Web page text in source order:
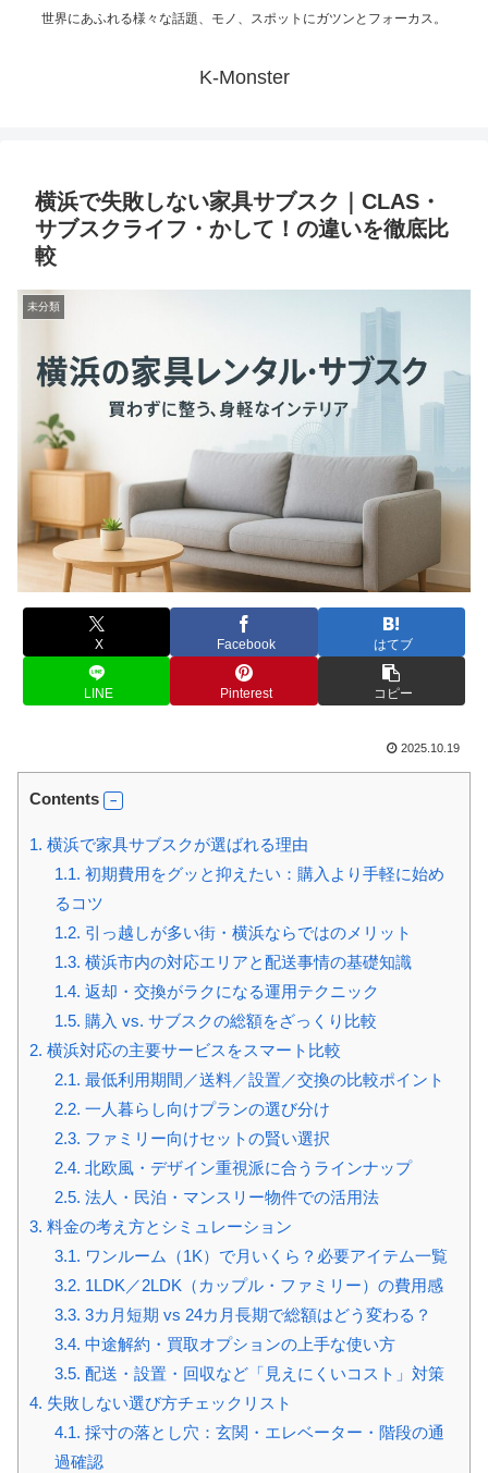
世界にあふれる様々な話題、モノ、スポットにガツンとフォーカス。
K-Monster
横浜で失敗しない家具サブスク｜CLAS・
サブスクライフ・かして！の違いを徹底比
較
未分類
X Facebook はてブ
LINE Pinterest コピー
2025.10.19
Contents
1. 横浜で家具サブスクが選ばれる理由
1.1. 初期費用をグッと抑えたい：購入より手軽に始め
るコツ
1.2. 引っ越しが多い街・横浜ならではのメリット
1.3. 横浜市内の対応エリアと配送事情の基礎知識
1.4. 返却・交換がラクになる運用テクニック
1.5. 購入 vs. サブスクの総額をざっくり比較
2. 横浜対応の主要サービスをスマート比較
2.1. 最低利用期間／送料／設置／交換の比較ポイント
2.2. 一人暮らし向けプランの選び分け
2.3. ファミリー向けセットの賢い選択
2.4. 北欧風・デザイン重視派に合うラインナップ
2.5. 法人・民泊・マンスリー物件での活用法
3. 料金の考え方とシミュレーション
3.1. ワンルーム（1K）で月いくら？必要アイテム一覧
3.2. 1LDK／2LDK（カップル・ファミリー）の費用感
3.3. 3カ月短期 vs 24カ月長期で総額はどう変わる？
3.4. 中途解約・買取オプションの上手な使い方
3.5. 配送・設置・回収など「見えにくいコスト」対策
4. 失敗しない選び方チェックリスト
4.1. 採寸の落とし穴：玄関・エレベーター・階段の通
過確認